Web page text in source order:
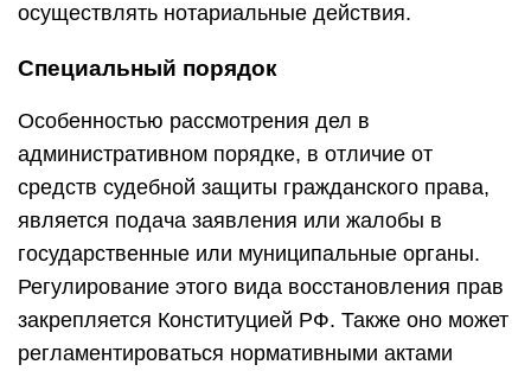
осуществлять нотариальные действия.
Специальный порядок
Особенностью рассмотрения дел в
административном порядке, в отличие от
средств судебной защиты гражданского права,
является подача заявления или жалобы в
государственные или муниципальные органы.
Регулирование этого вида восстановления прав
закрепляется Конституцией РФ. Также оно может
регламентироваться нормативными актами